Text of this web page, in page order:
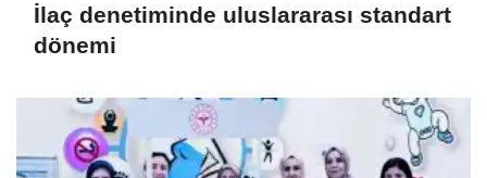
İlaç denetiminde uluslararası standart
dönemi